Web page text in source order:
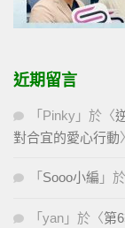
近期留言
「 Pinky 」於〈
對合宜的愛心行動
「 Sooo小編 」
「 yan 」於〈第